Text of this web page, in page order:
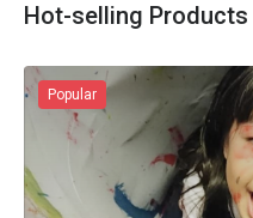
Hot-selling Products
Popular